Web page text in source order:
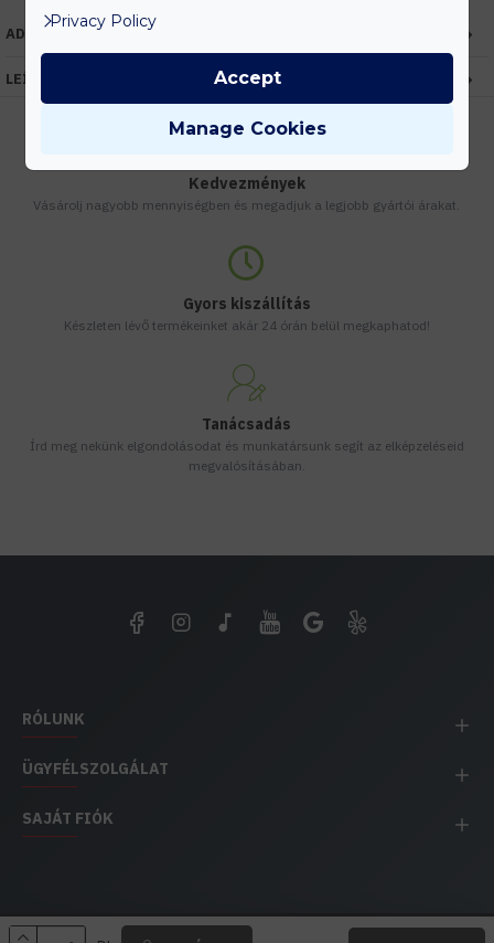
ADATOK
LEÍRÁS
Kedvezmények
Vásárolj nagyobb mennyiségben és megadjuk a legjobb gyártói árakat.
Gyors kiszállítás
Készleten lévő termékeinket akár 24 órán belül megkaphatod!
Tanácsadás
Írd meg nekünk elgondolásodat és munkatársunk segít az elképzeléseid
megvalósításában.
RÓLUNK
ÜGYFÉLSZOLGÁLAT
SAJÁT FIÓK
EH IMPEX / Copyright © 1991-2025 Energia Háza
Privacy Policy
Manage Cookies
Accept